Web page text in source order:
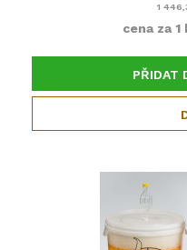
1
cena za 1
PŘIDAT